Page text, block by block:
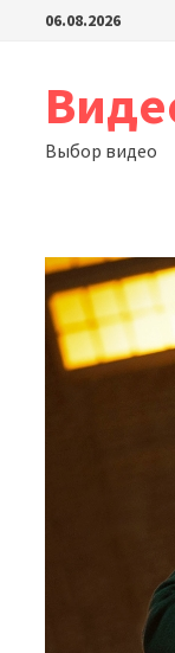
Перейти06.08.2026
Выбор видео